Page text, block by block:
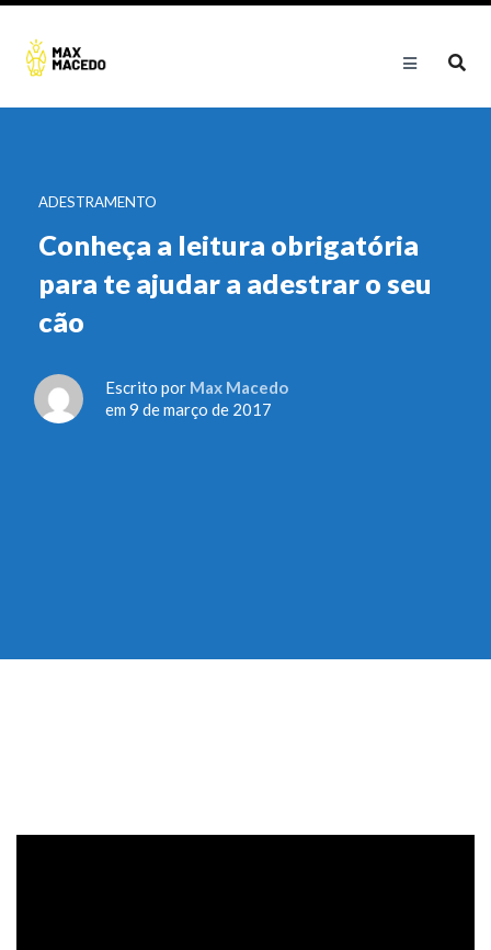
ADESTRAMENTO
Conheça a leitura obrigatória
para te ajudar a adestrar o seu
cão
Escrito por Max Macedo
em 9 de março de 2017